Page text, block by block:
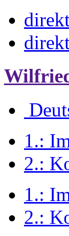
1.:
2.:
1.:
2.: